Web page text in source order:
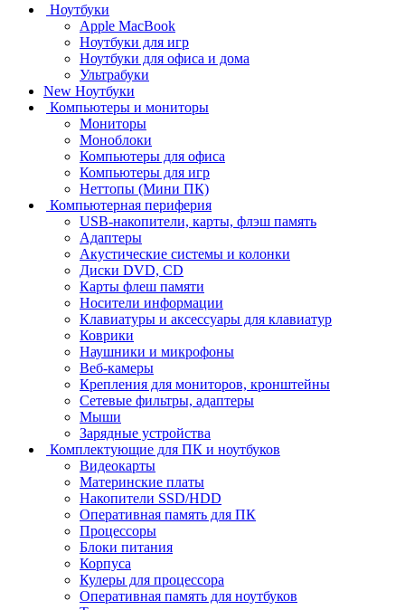
Ноутбуки
Apple MacBook
Ноутбуки для игр
Ноутбуки для офиса и дома
Ультрабуки
New Ноутбуки
Компьютеры и мониторы
Мониторы
Моноблоки
Компьютеры для офиса
Компьютеры для игр
Неттопы (Мини ПК)
Компьютерная периферия
USB-накопители, карты, флэш память
Адаптеры
Акустические системы и колонки
Диски DVD, CD
Карты флеш памяти
Носители информации
Клавиатуры и аксессуары для клавиатур
Коврики
Наушники и микрофоны
Веб-камеры
Крепления для мониторов, кронштейны
Сетевые фильтры, адаптеры
Мыши
Зарядные устройства
Комплектующие для ПК и ноутбуков
Видеокарты
Материнские платы
Накопители SSD/HDD
Оперативная память для ПК
Процессоры
Блоки питания
Корпуса
Кулеры для процессора
Оперативная память для ноутбуков